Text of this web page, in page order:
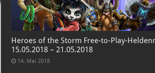
Heroes of the Storm Free-to-Play-
15.05.2018 – 21.05.2018
14. Mai 2018